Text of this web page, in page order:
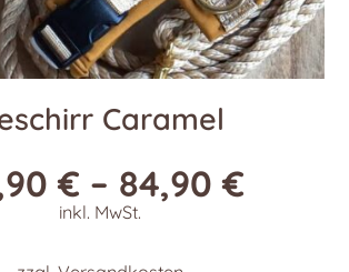
Caramel
€ – 84,90€
inkl. MwSt.